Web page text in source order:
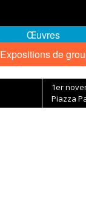
Expositions de
Œuvres
1er
Piazza